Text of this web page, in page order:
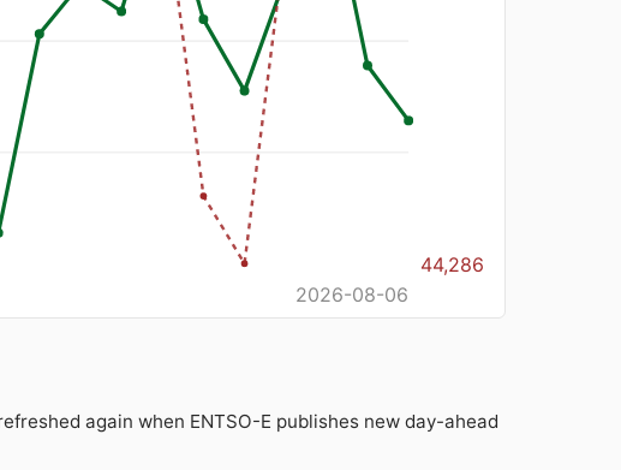
44,286
2026-08-06
again when ENTSO-E publishes new day-ahead